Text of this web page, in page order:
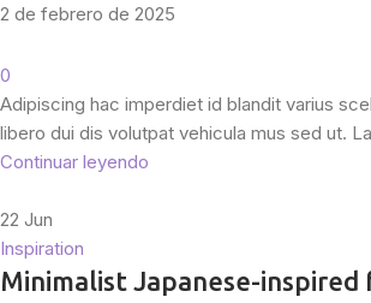
2 de febrero de 2025
0
Adipiscing hac imperdiet id blandit varius
libero dui dis volutpat vehicula mus sed ut.
Continuar leyendo
22 Jun
Inspiration
Minimalist Japanese-